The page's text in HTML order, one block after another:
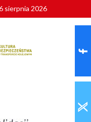
sierpnia 2026